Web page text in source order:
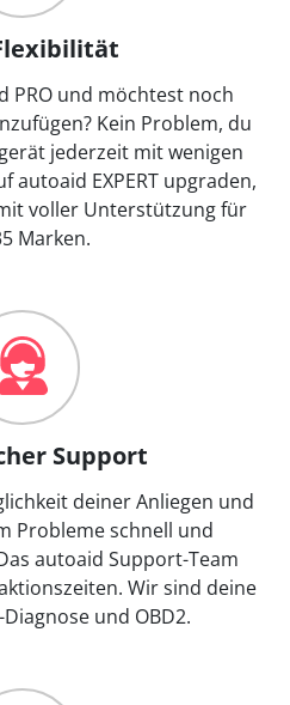
PRO und möchtest noch
Kein Problem, du
jederzeit mit wenigen
autoaid EXPERT upgraden,
voller Unterstützung für
Marken.
Support
deiner Anliegen und
Probleme schnell und
autoaid Support-Team
Wir sind deine
und OBD2.